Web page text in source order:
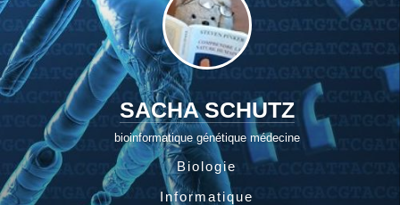
SACHA SCHUTZ
bioinformatique génétique médecine
Biologie
Informatique